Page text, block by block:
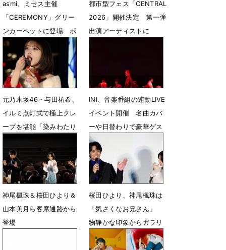
asmi、ミセス主催
「CEREMONY」グリー
ンカーペットに登場 ポ
イントは目尻のアイメイ
ク
6月11日 11時19分
都市型フェス「CENTRAL
2026」開催決定 第一弾
出演アーティストに
元乃木坂46・与田祐希、
イルミ点灯式で極上クレ
ープを堪能「染みわたり
12月4日 20時47分
INI、音楽番組の連動LIVE
イベント開催 名曲カバ
ーや日替わりで豪華ゲス
トも
3月7日 15時00分
神尾楓珠＆桜田ひより＆
山本美月ら客席通路から
登場
桜田ひより、神尾楓珠は
「気さくなお兄さん」
物静かな印象からガラリ
1月17日 08時20分